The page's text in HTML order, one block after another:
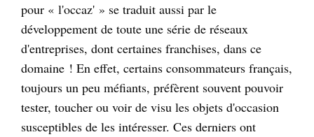
pour « l'occaz' » se traduit aussi par le
développement de toute une série de réseaux
d'entreprises, dont certaines franchises, dans ce
domaine ! En effet, certains consommateurs français,
toujours un peu méfiants, préfèrent souvent pouvoir
tester, toucher ou voir de visu les objets d'occasion
susceptibles de les intéresser. Ces derniers ont